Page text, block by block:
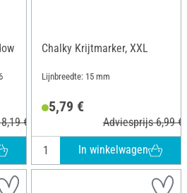
€
Chalky Krijtmarker, XXL
Lijnbreedte: 15 mm
5,79 €
Adviesprijs 6,99 €
In winkelwagen